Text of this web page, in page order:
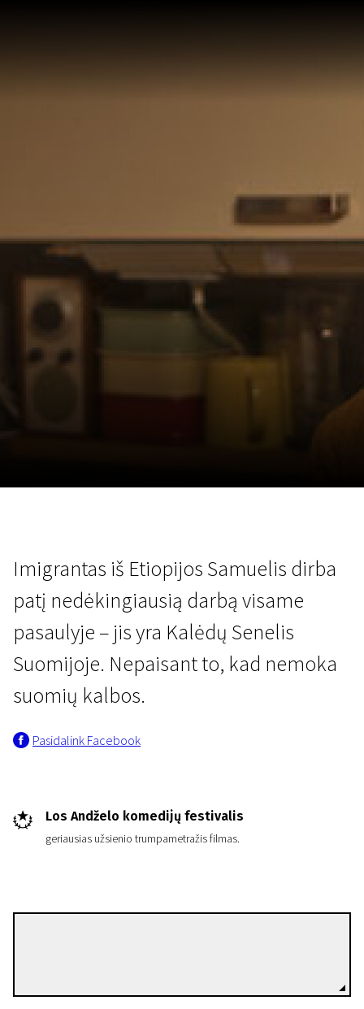
Juodos Kalėdos
Imigrantas iš Etiopijos Samuelis dirba
patį nedėkingiausią darbą visame
pasaulyje – jis yra Kalėdų Senelis
Suomijoje. Nepaisant to, kad nemoka
suomių kalbos.
Pasidalink Facebook
Los Andželo komedijų festivalis
geriausias užsienio trumpametražis filmas.